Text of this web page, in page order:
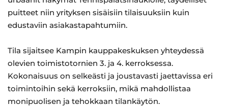
puitteet niin yrityksen sisäisiin tilaisuuksiin kuin
edustaviin asiakastapahtumiin.
Tila sijaitsee Kampin kauppakeskuksen yhteydessä
olevien toimistotornien 3. ja 4. kerroksessa.
Kokonaisuus on selkeästi ja joustavasti jaettavissa eri
toimintoihin sekä kerroksiin, mikä mahdollistaa
monipuolisen ja tehokkaan tilankäytön.